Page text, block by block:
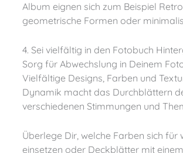
Album eignen sich zum Beispiel
geometrische Formen oder
4. Sei vielfältig in den Fotobuch
Sorg für Abwechslung in Deinem Fotobuch, damit Du die Betrachtenden in den Bann ziehst und Gefühle weckst.
Vielfältige Designs, Farben und
Dynamik macht das Durchblättern
verschiedenen Stimmungen und
Überlege Dir, welche Farben sich für welche Seiten eignen. Du könntest zum Beispiel pro Kapitel unterschiedliche Farben
einsetzen oder Deckblätter mit